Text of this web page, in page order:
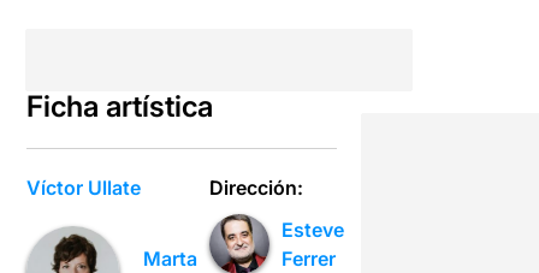
Ficha artística
Víctor Ullate
Marta
Dirección:
Esteve
Ferrer